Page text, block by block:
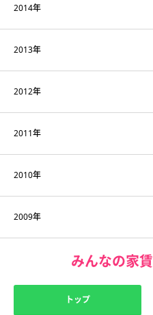
2014年
2013年
2012年
2011年
2010年
2009年
みんなの家賃
トップ